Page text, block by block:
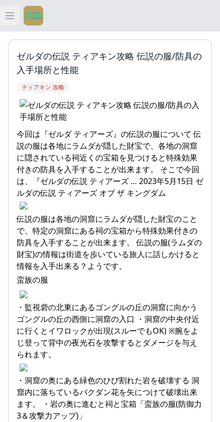
Open main menu
ティアキン
ゼルダの伝説 ティアキン攻略 伝説の服/防具の
入手場所と性能
ティアキン 攻略
今回は『ゼルダ ティアーズ』の伝説の服について 伝
説の服は各地にラムダが隠した財宝で、各地の洞窟
に隠されている祠近くの宝箱を見つけると特殊効果
付きの防具を入手することが出来ます。 そこで今回
は、『ゼルダの伝説 ティアーズ … 2023年5月15日 ゼ
ルダの伝説 ティアーズ オブ ザ キングダム
伝説の服は各地の洞窟にラムダが隠した財宝のこと
で、特定の洞窟にある祠の宝箱から特殊効果付きの
防具を入手することが出来ます。 伝説の服(ラムダの
財宝)の情報は街道を歩いている旅人に話しかけると
情報を入手出来る？ようです。
蛮族の服
・監視砦の北東にあるゴングルの丘の洞窟に向かう
ゴングルの丘の西側に洞窟の入口 ・洞窟の中央付近
に行くとイワロックが出現(スルーでもOK) ※腕をよ
じ登って背中の夜光石を攻撃するとダメージを与え
られます。
・洞窟の奥にある緑色のひび割れた岩を破壊する 洞
窟内に落ちているバクダン花を矢につけて破壊出来
ます。 ・岩の奥に進むと祠と宝箱「蛮族の服(防御力
3＆攻撃力アップ)」